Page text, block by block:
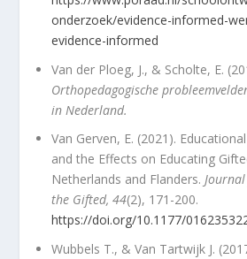
onderzoek/evidence-informed-
evidence-informed
Van der Ploeg, J., & Scholte, E.
Orthopedagogische
in Nederland.
Van Gerven, E. (2021).
and the Effects on Educating
Netherlands and Flanders.
the Gifted, 44(2), 171-200.
https://doi.org/10.1177/
Wubbels T., & Van Tartwijk J.